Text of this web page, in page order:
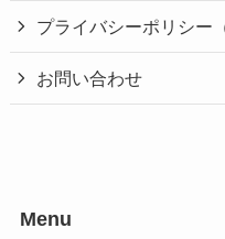
プライバシーポリシー
お問い合わせ
Menu